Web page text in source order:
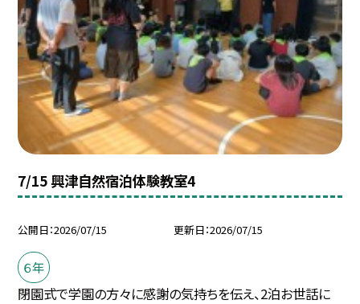
7/15 興津自然宿泊体験教室4
公開日 2026/07/15 更新日 2026/07/15
６年
閉園式で学園の方々に感謝の気持ちを伝え、2泊お世話に